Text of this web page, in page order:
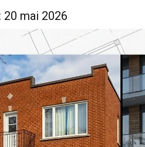
mai 2026